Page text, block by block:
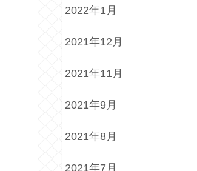
2022年1月
2021年12月
2021年11月
2021年9月
2021年8月
2021年7月